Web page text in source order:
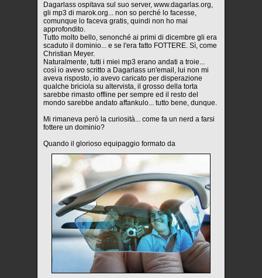
Dagarlass ospitava sul suo server, www.dagarlas.org,
gli mp3 di marok.org... non so perché lo facesse,
comunque lo faceva gratis, quindi non ho mai
approfondito.
Tutto molto bello, senonché ai primi di dicembre gli era
scaduto il dominio... e se l'era fatto FOTTERE. Sì, come
Christian Meyer.
Naturalmente, tutti i miei mp3 erano andati a troie...
così io avevo scritto a Dagarlass un'email, lui non mi
aveva risposto, io avevo caricato per disperazione
qualche briciola su altervista, il grosso della torta
sarebbe rimasto offline per sempre ed il resto del
mondo sarebbe andato affankulo... tutto bene, dunque.
Mi rimaneva però la curiosità... come fa un nerd a farsi
fottere un dominio?
Quando il glorioso equipaggio formato da